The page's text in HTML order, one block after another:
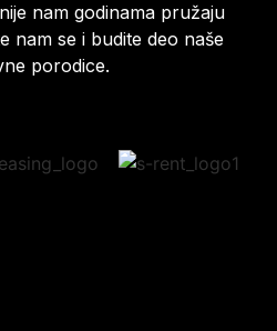
nam godinama pružaju
nam se i budite deo naše
porodice.